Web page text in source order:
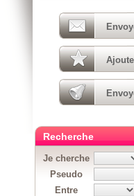
Recherche
Je cherche
Pseudo
Entre